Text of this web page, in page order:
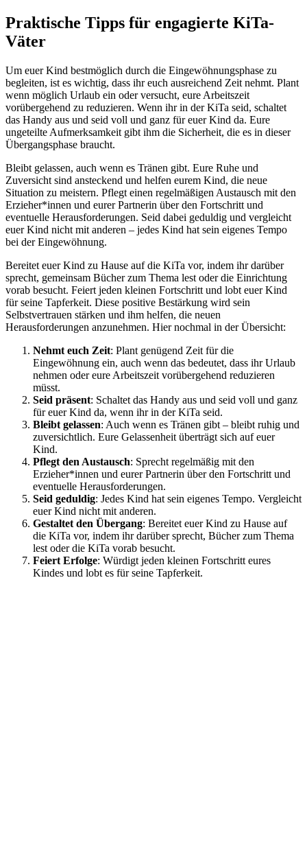
Praktische Tipps für engagierte KiTa-
Väter
Um euer Kind bestmöglich durch die Eingewöhnungsphase zu
begleiten, ist es wichtig, dass ihr euch ausreichend Zeit nehmt. Plant
wenn möglich Urlaub ein oder versucht, eure Arbeitszeit
vorübergehend zu reduzieren. Wenn ihr in der KiTa seid, schaltet
das Handy aus und seid voll und ganz für euer Kind da. Eure
ungeteilte Aufmerksamkeit gibt ihm die Sicherheit, die es in dieser
Übergangsphase braucht.
Bleibt gelassen, auch wenn es Tränen gibt. Eure Ruhe und
Zuversicht sind ansteckend und helfen eurem Kind, die neue
Situation zu meistern. Pflegt einen regelmäßigen Austausch mit den
Erzieher*innen und eurer Partnerin über den Fortschritt und
eventuelle Herausforderungen. Seid dabei geduldig und vergleicht
euer Kind nicht mit anderen – jedes Kind hat sein eigenes Tempo
bei der Eingewöhnung.
Bereitet euer Kind zu Hause auf die KiTa vor, indem ihr darüber
sprecht, gemeinsam Bücher zum Thema lest oder die Einrichtung
vorab besucht. Feiert jeden kleinen Fortschritt und lobt euer Kind
für seine Tapferkeit. Diese positive Bestärkung wird sein
Selbstvertrauen stärken und ihm helfen, die neuen
Herausforderungen anzunehmen. Hier nochmal in der Übersicht:
Nehmt euch Zeit: Plant genügend Zeit für die
Eingewöhnung ein, auch wenn das bedeutet, dass ihr Urlaub
nehmen oder eure Arbeitszeit vorübergehend reduzieren
müsst.
Seid präsent: Schaltet das Handy aus und seid voll und ganz
für euer Kind da, wenn ihr in der KiTa seid.
Bleibt gelassen: Auch wenn es Tränen gibt – bleibt ruhig und
zuversichtlich. Eure Gelassenheit überträgt sich auf euer
Kind.
Pflegt den Austausch: Sprecht regelmäßig mit den
Erzieher*innen und eurer Partnerin über den Fortschritt und
eventuelle Herausforderungen.
Seid geduldig: Jedes Kind hat sein eigenes Tempo. Vergleicht
euer Kind nicht mit anderen.
Gestaltet den Übergang: Bereitet euer Kind zu Hause auf
die KiTa vor, indem ihr darüber sprecht, Bücher zum Thema
lest oder die KiTa vorab besucht.
Feiert Erfolge: Würdigt jeden kleinen Fortschritt eures
Kindes und lobt es für seine Tapferkeit.